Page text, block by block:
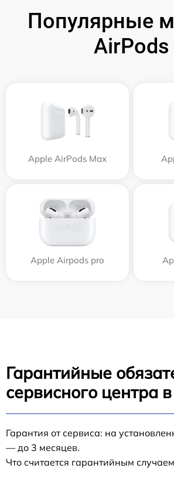
Популярные
AirPods
Apple AirPods Max
Apple Airpods pro
Гарантийные
сервисного центра
Гарантия от сервиса: на
— до 3 месяцев.
Что считается гарантийным